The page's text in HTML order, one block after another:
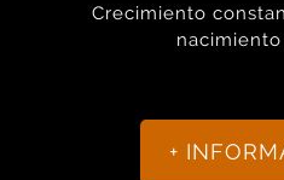
Crecimiento
nacimiento
+